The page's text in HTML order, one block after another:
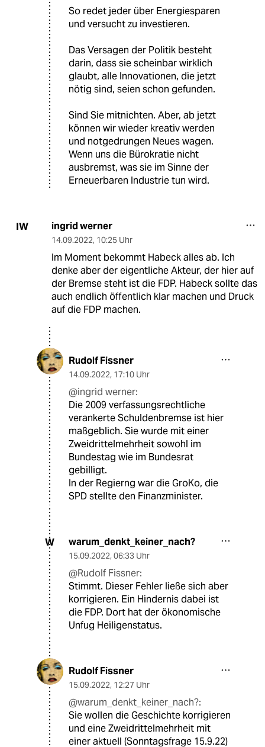
So redet jeder über Energiesparen
und versucht zu investieren.
Das Versagen der Politik besteht
darin, dass sie scheinbar wirklich
glaubt, alle Innovationen, die jetzt
nötig sind, seien schon gefunden.
Sind Sie mitnichten. Aber, ab jetzt
können wir wieder kreativ werden
und notgedrungen Neues wagen.
Wenn uns die Bürokratie nicht
ausbremst, was sie im Sinne der
Erneuerbaren Industrie tun wird.
IW ingrid werner
14.09.2022, 10:25 Uhr
Im Moment bekommt Habeck alles ab. Ich
denke aber der eigentliche Akteur, der hier auf
der Bremse steht ist die FDP. Habeck sollte das
auch endlich öffentlich klar machen und Druck
auf die FDP machen.
Rudolf Fissner
14.09.2022, 17:10 Uhr
@ingrid werner:
Die 2009 verfassungsrechtliche
verankerte Schuldenbremse ist hier
maßgeblich. Sie wurde mit einer
Zweidrittelmehrheit sowohl im
Bundestag wie im Bundesrat
gebilligt.
In der Regierng war die GroKo, die
SPD stellte den Finanzminister.
W warum_denkt_keiner_nach?
15.09.2022, 06:33 Uhr
@Rudolf Fissner:
Stimmt. Dieser Fehler ließe sich aber
korrigieren. Ein Hindernis dabei ist
die FDP. Dort hat der ökonomische
Unfug Heiligenstatus.
Rudolf Fissner
15.09.2022, 12:27 Uhr
@warum_denkt_keiner_nach?:
Sie wollen die Geschichte korrigieren
und eine Zweidrittelmehrheit mit
einer aktuell (Sonntagsfrage 15.9.22)